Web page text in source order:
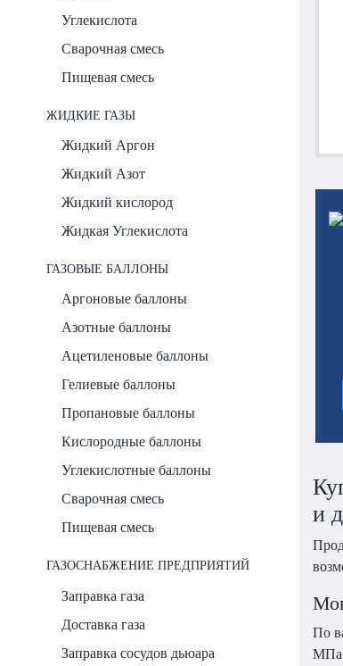
Углекислота
Сварочная смесь
Пищевая смесь
ЖИДКИЕ ГАЗЫ
Жидкий Аргон
Жидкий Азот
Жидкий кислород
Жидкая Углекислота
ГАЗОВЫЕ БАЛЛОНЫ
Аргоновые баллоны
Азотные баллоны
Ацетиленовые баллоны
Гелиевые баллоны
Пропановые баллоны
Кислородные баллоны
Углекислотные баллоны
Сварочная смесь
Пищевая смесь
ГАЗОСНАБЖЕНИЕ ПРЕДПРИЯТИЙ
Заправка газа
Доставка газа
Заправка сосудов дьюара
и
По
МПа.